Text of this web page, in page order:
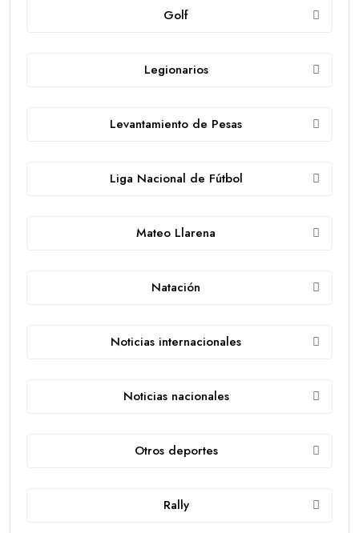
Golf
Legionarios
Levantamiento de Pesas
Liga Nacional de Fútbol
Mateo Llarena
Natación
Noticias internacionales
Noticias nacionales
Otros deportes
Rally